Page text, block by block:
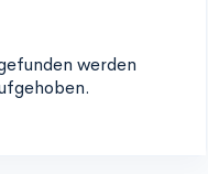
werden